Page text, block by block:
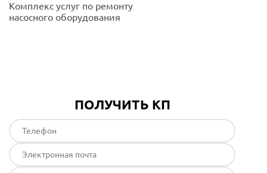
Комплекс услуг по ремонту
насосного оборудования
ПОЛУЧИТЬ КП